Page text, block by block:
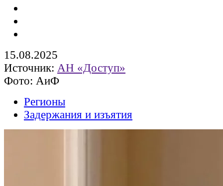
15.08.2025
Источник: АН «Доступ»
Фото: АиФ
Регионы
Задержания и изъятия